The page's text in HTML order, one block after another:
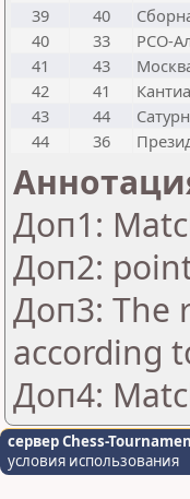
39
40
40
33
РСО-
41
43
42
41
43
44
44
36
Доп1:
Доп2:
Доп3: The
according
Доп4:
сервер Chess-
условия использования